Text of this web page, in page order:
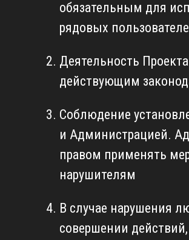
обязательным для
рядовых
Деятельность
действующим
Соблюдение
и Администрацией.
правом применять
нарушителям
В случае нарушения
совершении